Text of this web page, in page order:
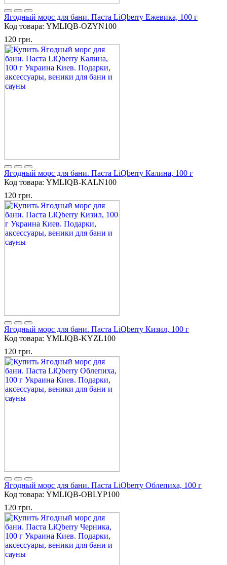
Ягодный морс для бани. Паста LiQberry Ежевика, 100 г
Код товара: YMLIQB-OZYN100
120 грн.
Ягодный морс для бани. Паста LiQberry Калина, 100 г
Код товара: YMLIQB-KALN100
120 грн.
Ягодный морс для бани. Паста LiQberry Кизил, 100 г
Код товара: YMLIQB-KYZL100
120 грн.
Ягодный морс для бани. Паста LiQberry Облепиха, 100 г
Код товара: YMLIQB-OBLYP100
120 грн.